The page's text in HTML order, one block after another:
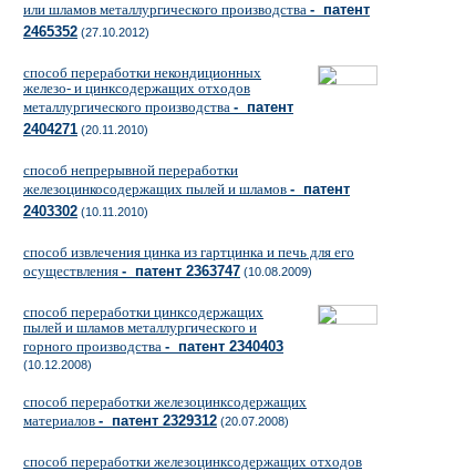
или шламов металлургического производства - патент
2465352 (27.10.2012)
способ переработки некондиционных
железо- и цинксодержащих отходов
металлургического производства - патент
2404271 (20.11.2010)
способ непрерывной переработки
железоцинкосодержащих пылей и шламов - патент
2403302 (10.11.2010)
способ извлечения цинка из гартцинка и печь для его
осуществления - патент 2363747 (10.08.2009)
способ переработки цинксодержащих
пылей и шламов металлургического и
горного производства - патент 2340403
(10.12.2008)
способ переработки железоцинксодержащих
материалов - патент 2329312 (20.07.2008)
способ переработки железоцинксодержащих отходов